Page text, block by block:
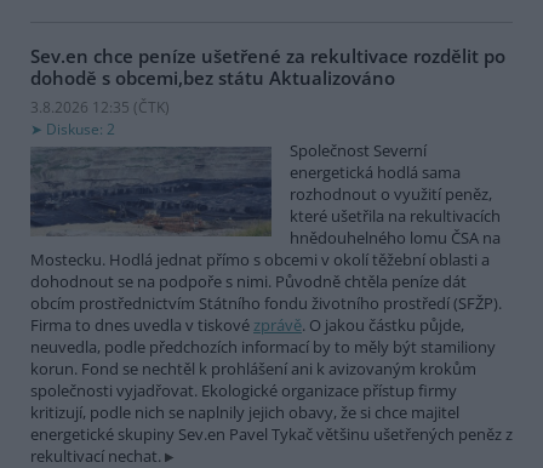
Sev.en chce peníze ušetřené za rekultivace rozdělit po
dohodě s obcemi,bez státu Aktualizováno
3.8.2026 12:35 (ČTK)
Diskuse: 2
Společnost Severní
energetická hodlá sama
rozhodnout o využití peněz,
které ušetřila na rekultivacích
hnědouhelného lomu ČSA na
Mostecku. Hodlá jednat přímo s obcemi v okolí těžební oblasti a
dohodnout se na podpoře s nimi. Původně chtěla peníze dát
obcím prostřednictvím Státního fondu životního prostředí (SFŽP).
Firma to dnes uvedla v tiskovézprávě. O jakou částku půjde,
neuvedla, podle předchozích informací by to měly být stamiliony
korun. Fond se nechtěl k prohlášení ani k avizovaným krokům
společnosti vyjadřovat. Ekologické organizace přístup firmy
kritizují, podle nich se naplnily jejich obavy, že si chce majitel
energetické skupiny Sev.en Pavel Tykač většinu ušetřených peněz z
rekultivací nechat.